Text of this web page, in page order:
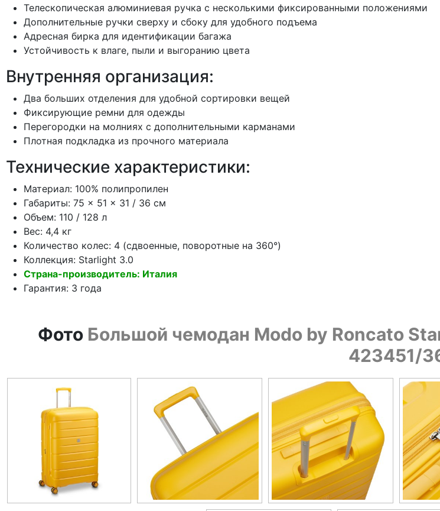
Телескопическая алюминиевая ручка с несколькими фиксированными положениями
Дополнительные ручки сверху и сбоку для удобного подъема
Адресная бирка для идентификации багажа
Устойчивость к влаге, пыли и выгоранию цвета
Внутренняя организация:
Два больших отделения для удобной сортировки вещей
Фиксирующие ремни для одежды
Перегородки на молниях с дополнительными карманами
Плотная подкладка из прочного материала
Технические характеристики:
Материал: 100% полипропилен
Габариты: 75 × 51 × 31 / 36 см
Объем: 110 / 128 л
Вес: 4,4 кг
Количество колес: 4 (сдвоенные, поворотные на 360°)
Коллекция: Starlight 3.0
Страна-производитель: Италия
Гарантия: 3 года
Фото Большой чемодан Modo by Roncato
423451/